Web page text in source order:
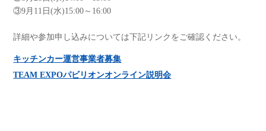
③9月11日(水)15:00～16:00
詳細や参加申し込みについては下記リンクをご確認ください。
キッチンカー運営事業者募集
TEAM EXPOパビリオンオンライン説明会